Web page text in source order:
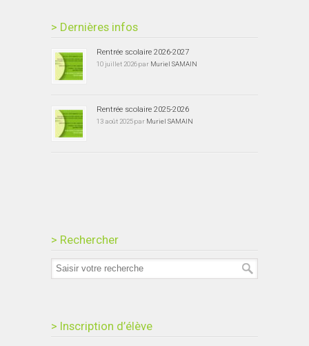
> Dernières infos
Rentrée scolaire 2026-2027
10 juillet 2026 par Muriel SAMAIN
Rentrée scolaire 2025-2026
13 août 2025 par Muriel SAMAIN
> Rechercher
> Inscription d’élève